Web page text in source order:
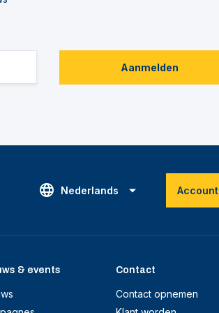
Aanmelden
Nederlands Account
& events Contact
Contact opnemen